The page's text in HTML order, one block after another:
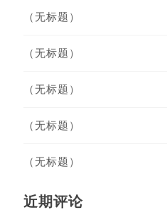
（无标题）
（无标题）
（无标题）
（无标题）
（无标题）
近期评论